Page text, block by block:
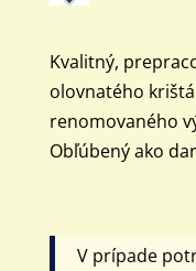
Kvalitný,
olovnatého
renomovaného
Obľúbený ako
V prípade